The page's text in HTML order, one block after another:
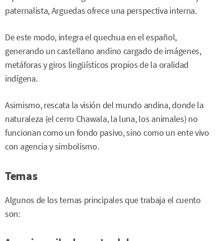
paternalista, Arguedas ofrece una perspectiva interna.
De este modo, integra el quechua en el español,
generando un castellano andino cargado de imágenes,
metáforas y giros lingüísticos propios de la oralidad
indígena.
Asimismo, rescata la visión del mundo andina, donde la
naturaleza (el cerro Chawala, la luna, los animales) no
funcionan como un fondo pasivo, sino como un ente vivo
con agencia y simbolismo.
Temas
Algunos de los temas principales que trabaja el cuento
son: